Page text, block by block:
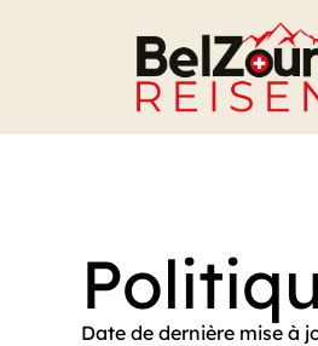
Date de dernière mise à